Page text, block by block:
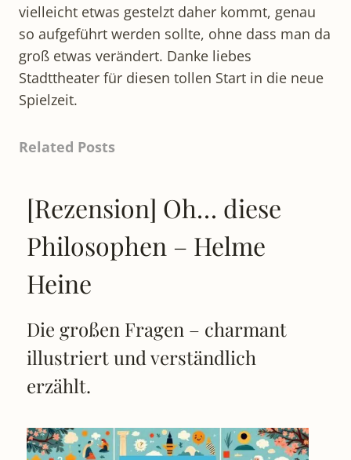
vielleicht etwas gestelzt daher kommt, genau
so aufgeführt werden sollte, ohne dass man da
groß etwas verändert. Danke liebes
Stadttheater für diesen tollen Start in die neue
Spielzeit.
Related Posts
[Rezension] Oh… diese
Philosophen – Helme
Heine
Die großen Fragen – charmant
illustriert und verständlich
erzählt.